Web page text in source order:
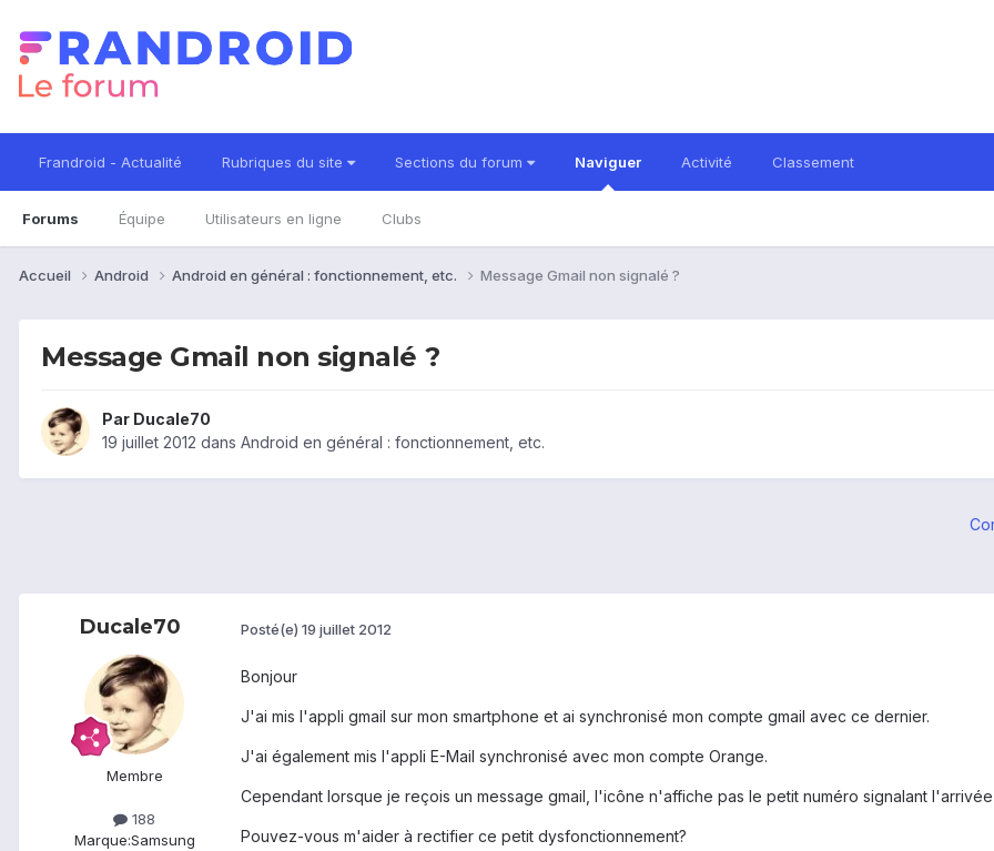
Frandroid - Actualité Rubriques du site Sections du forum Naviguer
Forums Équipe Utilisateurs en ligne Clubs
Activité Classement
Accueil Android Android en général : fonctionnement, etc. Message Gmail non signalé ?
Message Gmail non signalé ?
Par Ducale70
19 juillet 2012 dans Android en général : fonctionnement, etc.
Ducale70
Membre
188
Marque:Samsung
Posté(e) 19 juillet 2012
Bonjour
J'ai mis l'appli gmail sur mon smartphone et ai synchronisé mon compte gmail avec ce dernier.
J'ai également mis l'appli E-Mail synchronisé avec mon compte Orange.
Cependant lorsque je reçois un message gmail, l'icône n'affiche pas le petit numéro signalant
Pouvez-vous m'aider à rectifier ce petit dysfonctionnement?